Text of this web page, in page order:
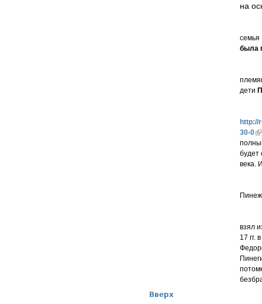
на
семья
была
дети
http://
30-0
будет
века.
взял
17 гг.
Вверх